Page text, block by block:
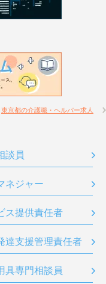
東京都の介護職・ヘルパー求人
談員
ネジャー
ス提供責任者
達支援管理責任者
具専門相談員